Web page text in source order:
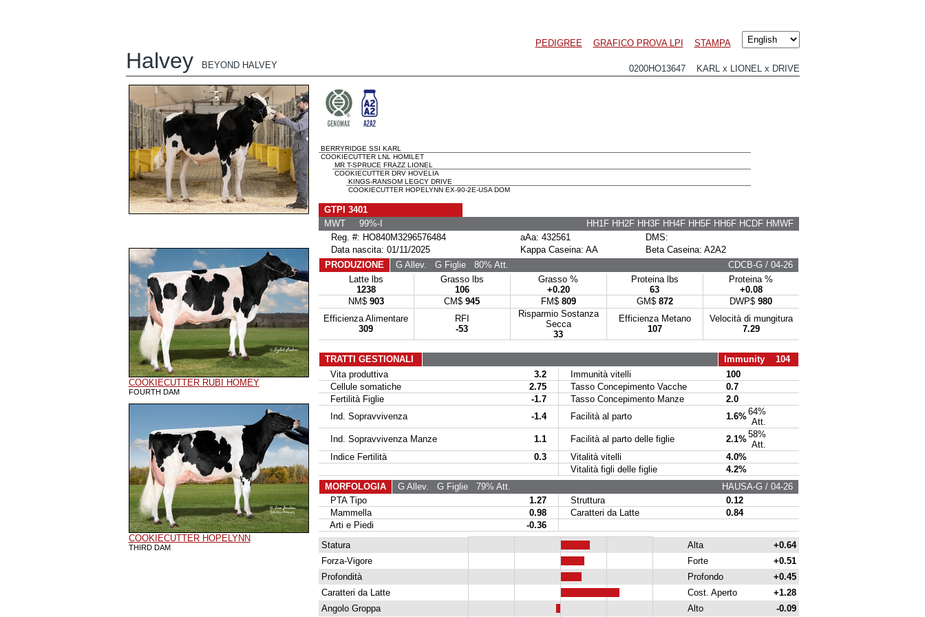
PEDIGREE GRAFICO PROVA LPI STAMPA
Halvey BEYOND HALVEY 0200HO13647 KARL x LIONEL x DRIVE
COOKIECUTTER RUBI HOMEY
FOURTH DAM
COOKIECUTTER HOPELYNN
THIRD DAM
BERRYRIDGE SSI KARL
COOKIECUTTER LNL HOMILET
MR T-SPRUCE FRAZZ LIONEL
COOKIECUTTER DRV HOVELIA
KINGS-RANSOM LEGCY DRIVE
COOKIECUTTER HOPELYNN EX-90-2E-USA DOM
GTPI 3401
MWT 99%-I
HH1F HH2F HH3F HH4F HH5F HH6F HCDF HMWF
Reg. #: HO840M3296576484
aAa: 432561
DMS:
Data nascita: 01/11/2025
Kappa Caseina: AA
Beta Caseina: A2A2
PRODUZIONE
G Allev. G Figlie80% Att.
CDCB-G / 04-26
Latte lbs
1238
Grasso lbs
106
Grasso %
+0.20
Proteina lbs
63
Proteina %
+0.08
NM$ 903 CM$ 945 FM$ 809 GM$ 872 DWP$ 980
Efficienza Alimentare
309
RFI
-53
Risparmio Sostanza
Secca
33
Efficienza Metano
107
Velocità di mungitura
7.29
TRATTI GESTIONALI
Immunity 104
Vita produttiva
3.2 Immunità vitelli
100
Cellule somatiche
2.75 Tasso Concepimento Vacche
0.7
Fertilità Figlie
-1.7 Tasso Concepimento Manze
2.0
Ind. Sopravvivenza
-1.4 Facilità al parto 1.6%64%
Att.
Ind. Sopravvivenza Manze
1.1 Facilità al parto delle figlie 2.1%58%
Att.
Indice Fertilità
0.3 Vitalità vitelli
4.0%
Vitalità figli delle figlie
4.2%
MORFOLOGIA
G Allev. G Figlie79% Att.
HAUSA-G / 04-26
PTA Tipo
1.27 Struttura
0.12
Mammella
0.98 Caratteri da Latte
0.84
Arti e Piedi
-0.36
Statura
Alta
+0.64
Forza-Vigore
Forte
+0.51
Profondità
Profondo
+0.45
Caratteri da Latte
Cost. Aperto
+1.28
Angolo Groppa
Alto -0.09